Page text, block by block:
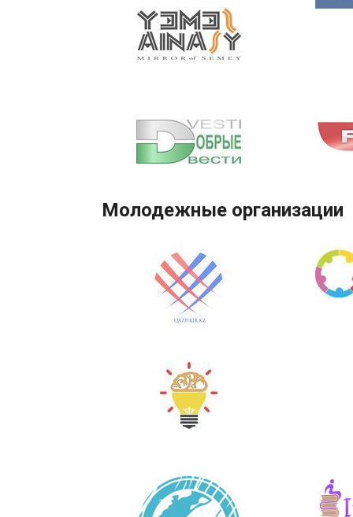
Молодежные организации